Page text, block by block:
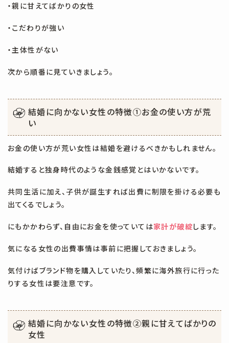
・親に甘えてばかりの女性
・こだわりが強い
・主体性がない
次から順番に見ていきましょう。
結婚に向かない女性の特徴①お金の使い方が荒
い
お金の使い方が荒い女性は結婚を避けるべきかもしれません。
結婚すると独身時代のような金銭感覚とはいかないです。
共同生活に加え、子供が誕生すれば出費に制限を掛ける必要も
出てくるでしょう。
にもかかわらず、自由にお金を使っていては家計が破綻します。
気になる女性の出費事情は事前に把握しておきましょう。
気付けばブランド物を購入していたり、頻繁に海外旅行に行った
りする女性は要注意です。
結婚に向かない女性の特徴②親に甘えてばかりの
女性